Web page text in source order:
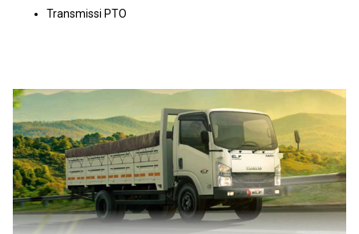
Transmissi PTO